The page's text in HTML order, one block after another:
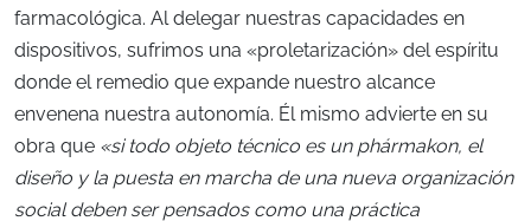
farmacológica. Al delegar nuestras capacidades en
dispositivos, sufrimos una «proletarización» del espíritu
donde el remedio que expande nuestro alcance
envenena nuestra autonomía. Él mismo advierte en su
obra que «si todo objeto técnico es un phármakon, el
diseño y la puesta en marcha de una nueva organización
social deben ser pensados como una práctica